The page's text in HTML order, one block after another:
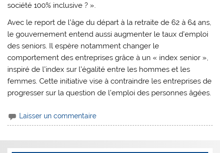
société 100% inclusive ? ».
Avec le report de l’âge du départ à la retraite de 62 à 64 ans,
le gouvernement entend aussi augmenter le taux d’emploi
des seniors. Il espère notamment changer le
comportement des entreprises grâce à un « index senior »,
inspiré de l’index sur l’égalité entre les hommes et les
femmes. Cette initiative vise à contraindre les entreprises de
progresser sur la question de l’emploi des personnes âgées.
Laisser un commentaire